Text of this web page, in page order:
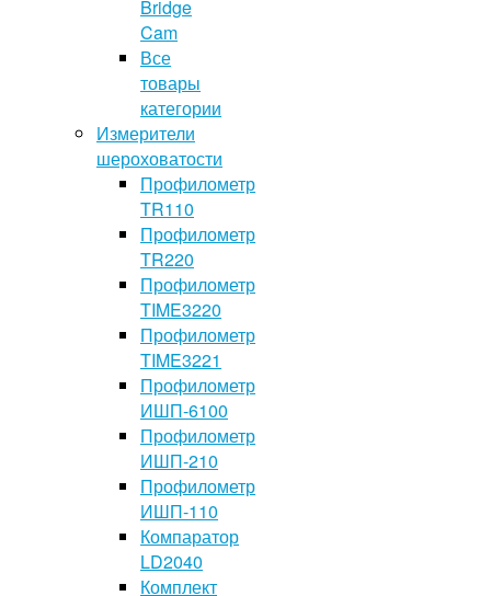
Bridge
Cam
Все
товары
категории
Измерители
шероховатости
Профилометр
TR110
Профилометр
TR220
Профилометр
TIME3220
Профилометр
TIME3221
Профилометр
ИШП-6100
Профилометр
ИШП-210
Профилометр
ИШП-110
Компаратор
LD2040
Комплект